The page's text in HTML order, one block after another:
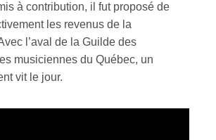
à contribution, il fut proposé de
les revenus de la
l’aval de la Guilde des
musiciennes du Québec, un
vit le jour.